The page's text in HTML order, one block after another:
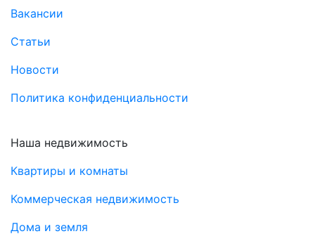
Вакансии
Статьи
Новости
Политика конфиденциальности
Наша недвижимость
Квартиры и комнаты
Коммерческая недвижимость
Дома и земля